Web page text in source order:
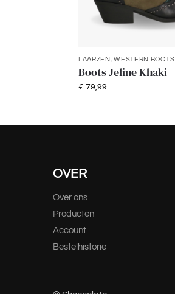
LAARZEN ,WESTERN BOOTS
Boots Jeline Khaki
€ 79,99
OVER
Over ons
Producten
Account
Bestelhistorie